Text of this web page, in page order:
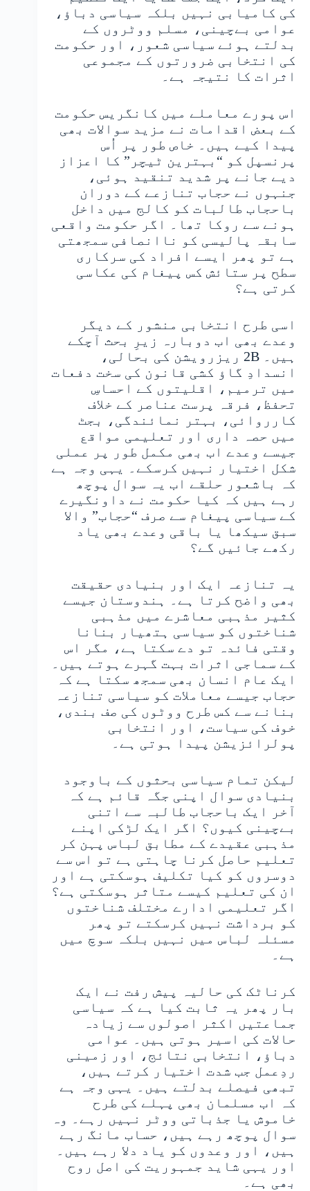
کی کامیابی نہیں بلکہ سیاسی دباؤ،
عوامی بےچینی، مسلم ووٹروں کے
بدلتے ہوئے سیاسی شعور، اور حکومت
کی انتخابی ضرورتوں کے مجموعی
اثرات کا نتیجہ ہے۔
اس پورے معاملے میں کانگریس حکومت
کے بعض اقدامات نے مزید سوالات بھی
پیدا کیے ہیں۔ خاص طور پر اُس
پرنسپل کو “بہترین ٹیچر” کا اعزاز
دیے جانے پر شدید تنقید ہوئی،
جنہوں نے حجاب تنازعے کے دوران
باحجاب طالبات کو کالج میں داخل
ہونے سے روکا تھا۔ اگر حکومت واقعی
سابقہ پالیسی کو ناانصافی سمجھتی
ہے تو پھر ایسے افراد کی سرکاری
سطح پر ستائش کس پیغام کی عکاسی
کرتی ہے؟
اسی طرح انتخابی منشور کے دیگر
وعدے بھی اب دوبارہ زیرِ بحث آچکے
ہیں۔ 2B ریزرویشن کی بحالی،
انسدادِ گاؤ کشی قانون کی سخت دفعات
میں ترمیم، اقلیتوں کے احساسِ
تحفظ، فرقہ پرست عناصر کے خلاف
کارروائی، بہتر نمائندگی، بجٹ
میں حصہ داری اور تعلیمی مواقع
جیسے وعدے اب بھی مکمل طور پر عملی
شکل اختیار نہیں کرسکے۔ یہی وجہ ہے
کہ باشعور حلقے اب یہ سوال پوچھ
رہے ہیں کہ کیا حکومت نے داونگیرے
کے سیاسی پیغام سے صرف “حجاب” والا
سبق سیکھا یا باقی وعدے بھی یاد
رکھے جائیں گے؟
یہ تنازعہ ایک اور بنیادی حقیقت
بھی واضح کرتا ہے۔ ہندوستان جیسے
کثیر مذہبی معاشرے میں مذہبی
شناختوں کو سیاسی ہتھیار بنانا
وقتی فائدہ تو دے سکتا ہے، مگر اس
کے سماجی اثرات بہت گہرے ہوتے ہیں۔
ایک عام انسان بھی سمجھ سکتا ہے کہ
حجاب جیسے معاملات کو سیاسی تنازعہ
بنانے سے کس طرح ووٹوں کی صف بندی،
خوف کی سیاست، اور انتخابی
پولرائزیشن پیدا ہوتی ہے۔
لیکن تمام سیاسی بحثوں کے باوجود
بنیادی سوال اپنی جگہ قائم ہے کہ
آخر ایک باحجاب طالبہ سے اتنی
بےچینی کیوں؟ اگر ایک لڑکی اپنے
مذہبی عقیدے کے مطابق لباس پہن کر
تعلیم حاصل کرنا چاہتی ہے تو اس سے
دوسروں کو کیا تکلیف ہوسکتی ہے اور
ان کی تعلیم کیسے متاثر ہوسکتی ہے؟
اگر تعلیمی ادارے مختلف شناختوں
کو برداشت نہیں کرسکتے تو پھر
مسئلہ لباس میں نہیں بلکہ سوچ میں
ہے۔
کرناٹک کی حالیہ پیش رفت نے ایک
بار پھر یہ ثابت کیا ہے کہ سیاسی
جماعتیں اکثر اصولوں سے زیادہ
حالات کی اسیر ہوتی ہیں۔ عوامی
دباؤ، انتخابی نتائج، اور زمینی
ردِعمل جب شدت اختیار کرتے ہیں،
تبھی فیصلے بدلتے ہیں۔ یہی وجہ ہے
کہ اب مسلمان بھی پہلے کی طرح
خاموش یا جذباتی ووٹر نہیں رہے۔ وہ
سوال پوچھ رہے ہیں، حساب مانگ رہے
ہیں، اور وعدوں کو یاد دلا رہے ہیں۔
اور یہی شاید جمہوریت کی اصل روح
بھی ہے۔